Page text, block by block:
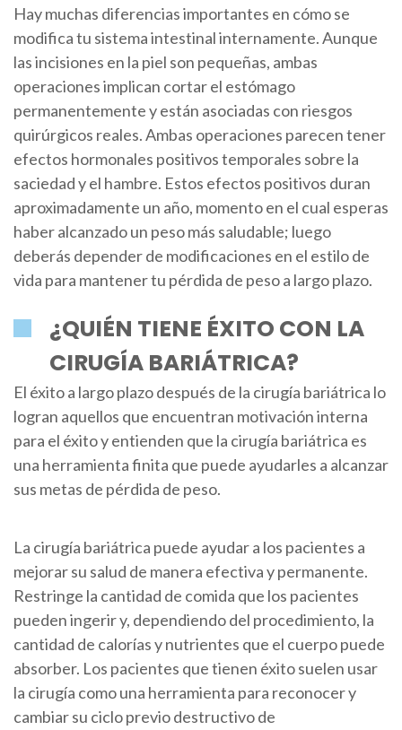
Hay muchas diferencias importantes en cómo se
modifica tu sistema intestinal internamente. Aunque
las incisiones en la piel son pequeñas, ambas
operaciones implican cortar el estómago
permanentemente y están asociadas con riesgos
quirúrgicos reales. Ambas operaciones parecen tener
efectos hormonales positivos temporales sobre la
saciedad y el hambre. Estos efectos positivos duran
aproximadamente un año, momento en el cual esperas
haber alcanzado un peso más saludable; luego
deberás depender de modificaciones en el estilo de
vida para mantener tu pérdida de peso a largo plazo.
¿QUIÉN TIENE ÉXITO CON LA
CIRUGÍA BARIÁTRICA?
El éxito a largo plazo después de la cirugía bariátrica lo
logran aquellos que encuentran motivación interna
para el éxito y entienden que la cirugía bariátrica es
una herramienta finita que puede ayudarles a alcanzar
sus metas de pérdida de peso.
La cirugía bariátrica puede ayudar a los pacientes a
mejorar su salud de manera efectiva y permanente.
Restringe la cantidad de comida que los pacientes
pueden ingerir y, dependiendo del procedimiento, la
cantidad de calorías y nutrientes que el cuerpo puede
absorber. Los pacientes que tienen éxito suelen usar
la cirugía como una herramienta para reconocer y
cambiar su ciclo previo destructivo de